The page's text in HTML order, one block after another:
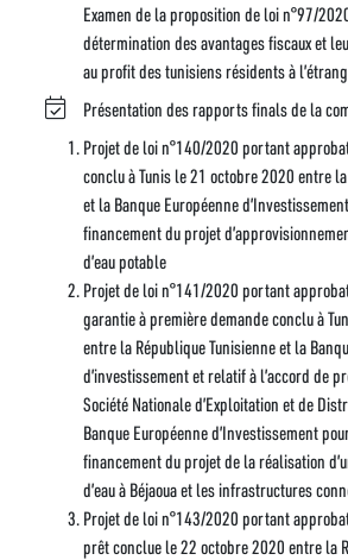
Examen de la proposition de loi n°97/
détermination des avantages fiscaux et
au profit des tunisiens résidents à
Présentation des rapports finals de la
Projet de loi n°140/2020 portant
conclu à Tunis le 21 octobre 2020 entre
et la Banque Européenne
financement du projet
d’eau potable
Projet de loi n°141/2020 portant
garantie à première demande conclu à
entre la République Tunisienne et la
d’investissement et relatif à l’accord de
Société Nationale d’Exploitation et de
Banque Européenne d’Investissement
financement du projet de la réalisation
d’eau à Béjaoua et les infrastructures
Projet de loi n°143/2020 portant
prêt conclue le 22 octobre 2020 entre la